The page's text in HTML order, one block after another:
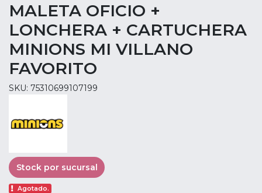
MALETA OFICIO +
LONCHERA + CARTUCHERA
MINIONS MI VILLANO
FAVORITO
SKU: 75310699107199
Stock por sucursal
Agotado.